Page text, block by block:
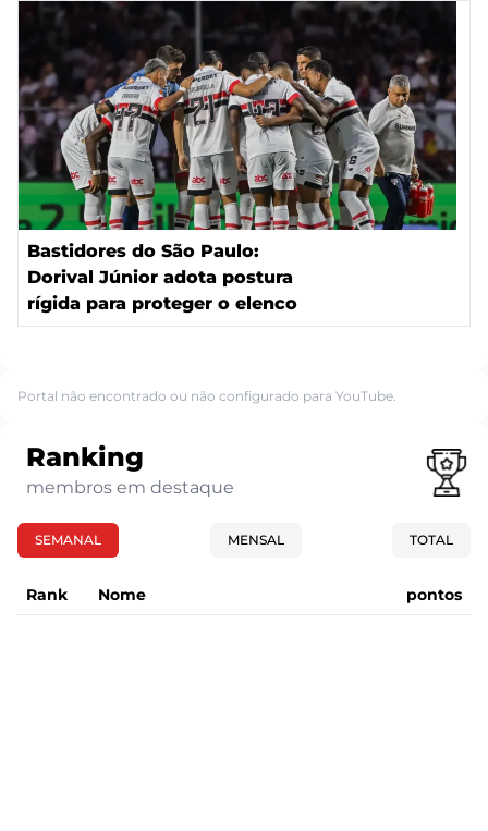
Bastidores do São Paulo:
Dorival Júnior adota postura
rígida para proteger o elenco
Portal não encontrado ou não configurado para YouTube.
Ranking
membros em destaque
SEMANAL MENSAL TOTAL
Rank Nome pontos